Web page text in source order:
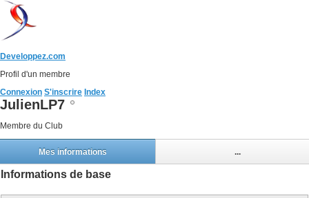
Developpez.com
Profil d'un membre
Connexion S'inscrire Index
JulienLP7
Membre du Club
Mes informations ...
Informations de base